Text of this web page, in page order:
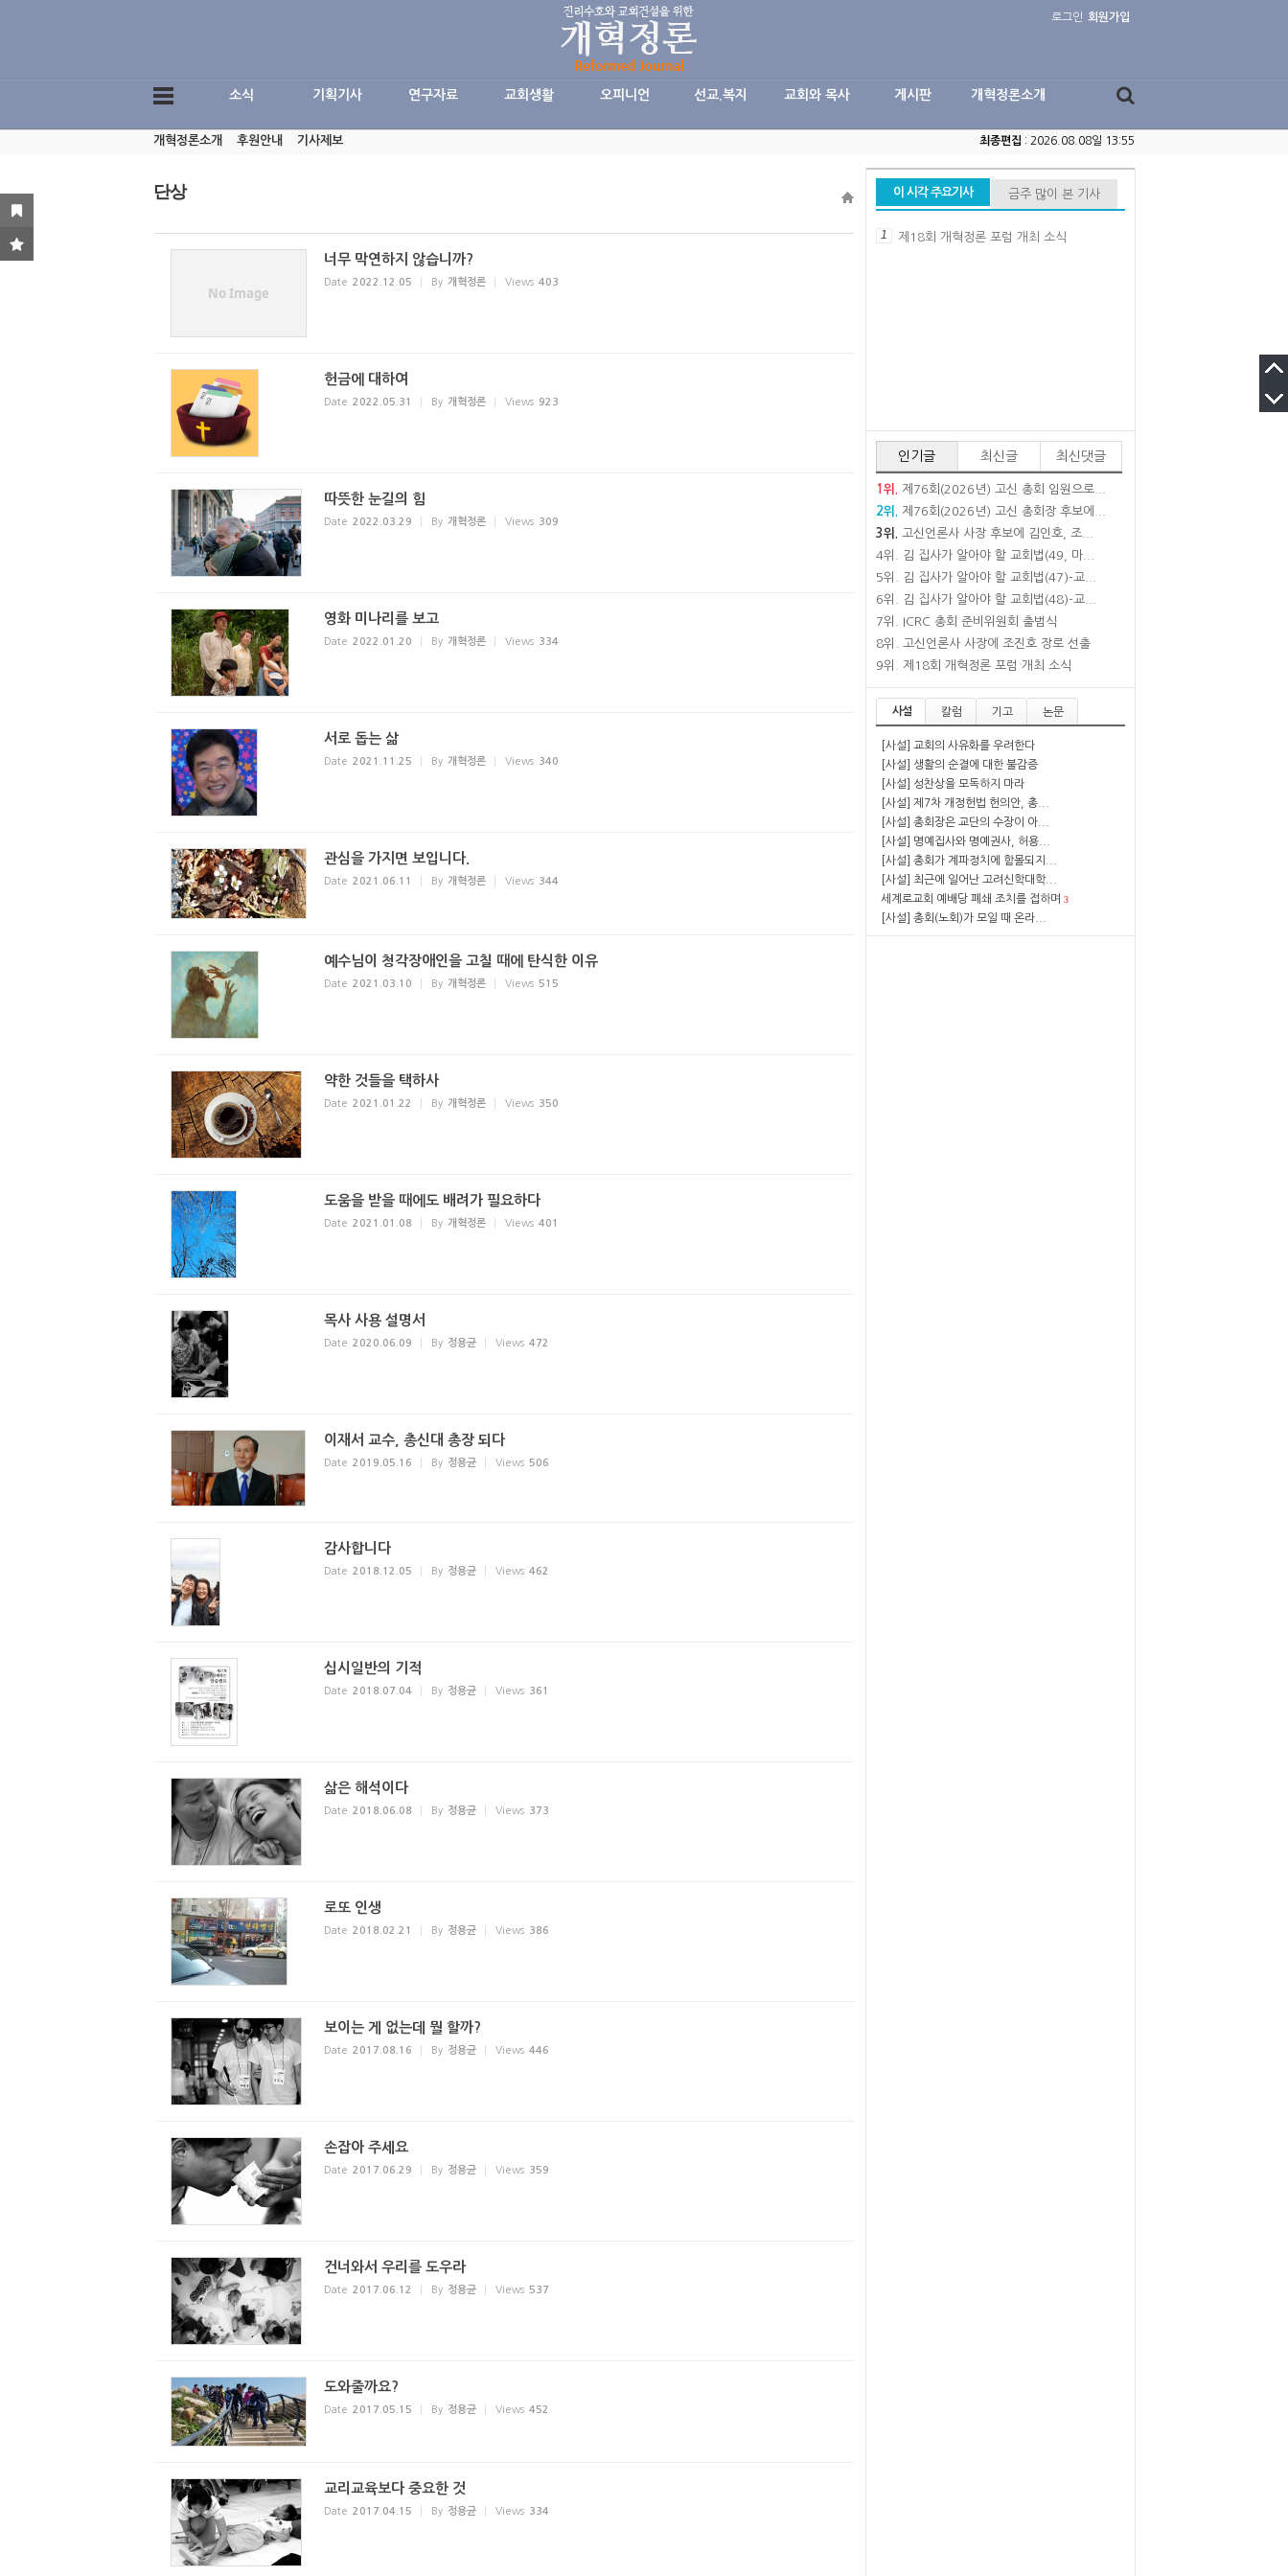
로그인 회원가입
소식 기획기사 연구자료 교회생활 오피니언 선교.복지 교회와 목사 게시판 개혁정론소개
개혁정론소개 후원안내 기사제보 최종편집 : 2026.08.08일 13:55
단상
No Image
너무 막연하지 않습니까?
Date 2022.12.05 By 개혁정론 Views 403
헌금에 대하여
Date 2022.05.31 By 개혁정론 Views 923
따뜻한 눈길의 힘
Date 2022.03.29 By 개혁정론 Views 309
영화 미나리를 보고
Date 2022.01.20 By 개혁정론 Views 334
서로 돕는 삶
Date 2021.11.25 By 개혁정론 Views 340
관심을 가지면 보입니다.
Date 2021.06.11 By 개혁정론 Views 344
예수님이 청각장애인을 고칠 때에 탄식한 이유
Date 2021.03.10 By 개혁정론 Views 515
약한 것들을 택하사
Date 2021.01.22 By 개혁정론 Views 350
도움을 받을 때에도 배려가 필요하다
Date 2021.01.08 By 개혁정론 Views 401
목사 사용 설명서
Date 2020.06.09 By 정용균 Views 472
이재서 교수, 총신대 총장 되다
Date 2019.05.16 By 정용균 Views 506
감사합니다
Date 2018.12.05 By 정용균 Views 462
십시일반의 기적
Date 2018.07.04 By 정용균 Views 361
삶은 해석이다
Date 2018.06.08 By 정용균 Views 373
로또 인생
Date 2018.02.21 By 정용균 Views 386
보이는 게 없는데 뭘 할까?
Date 2017.08.16 By 정용균 Views 446
손잡아 주세요
Date 2017.06.29 By 정용균 Views 359
건너와서 우리를 도우라
Date 2017.06.12 By 정용균 Views 537
도와줄까요?
Date 2017.05.15 By 정용균 Views 452
교리교육보다 중요한 것
Date 2017.04.15 By 정용균 Views 334
이 시각 주요기사 금주 많이 본 기사
1 제18회 개혁정론 포럼 개최 소식
인기글 최신글 최신댓글
1위.
제76회(2026년) 고신 총회 임원으로...
2위.
제76회(2026년) 고신 총회장 후보에...
3위.
고신언론사 사장 후보에 김인호, 조...
4위.
김 집사가 알아야 할 교회법(49, 마...
5위.
김 집사가 알아야 할 교회법(47)-교...
6위.
김 집사가 알아야 할 교회법(48)-교...
7위.
ICRC 총회 준비위원회 출범식
8위.
고신언론사 사장에 조진호 장로 선출
9위.
제18회 개혁정론 포럼 개최 소식
사설 칼럼 기고 논문
[사설] 교회의 사유화를 우려한다
[사설] 생활의 순결에 대한 불감증
[사설] 성찬상을 모독하지 마라
[사설] 제7차 개정헌법 헌의안, 총...
[사설] 총회장은 교단의 수장이 아...
[사설] 명예집사와 명예권사, 허용...
[사설] 총회가 계파정치에 함몰되지...
[사설] 최근에 일어난 고려신학대학...
세계로교회 예배당 폐쇄 조치를 접하며 3
[사설] 총회(노회)가 모일 때 온라...
Sketchbook5, 스케치북5
Sketchbook5, 스케치북5